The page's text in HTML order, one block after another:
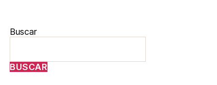
Buscar
BUSCAR